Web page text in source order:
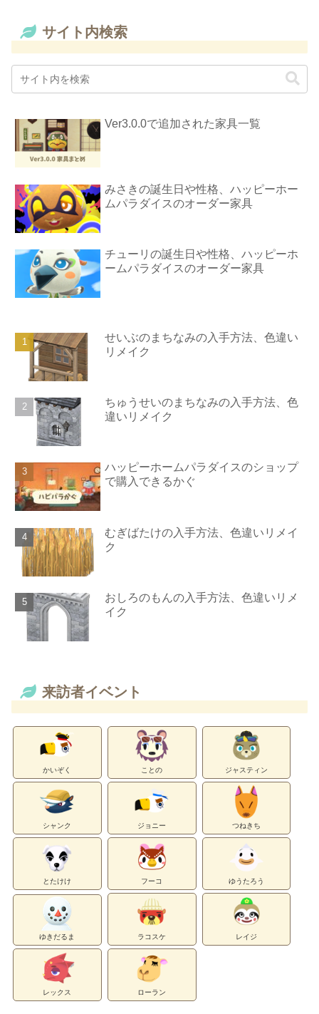
サイト内検索
Ver3.0.0で追加された家具一覧
みさきの誕生日や性格、ハッピーホー
ムパラダイスのオーダー家具
チューリの誕生日や性格、ハッピーホ
ームパラダイスのオーダー家具
せいぶのまちなみの入手方法、色違い
リメイク
ちゅうせいのまちなみの入手方法、色
違いリメイク
ハッピーホームパラダイスのショップ
で購入できるかぐ
むぎばたけの入手方法、色違いリメイ
ク
おしろのもんの入手方法、色違いリメ
イク
来訪者イベント
かいぞく ことの ジャスティン
シャンク ジョニー つねきち
とたけけ フーコ ゆうたろう
ゆきだるま ラコスケ レイジ
レックス ローラン